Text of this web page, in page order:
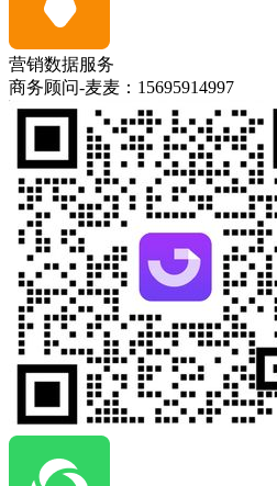
营销数据服务
商务顾问-麦麦：15695914997